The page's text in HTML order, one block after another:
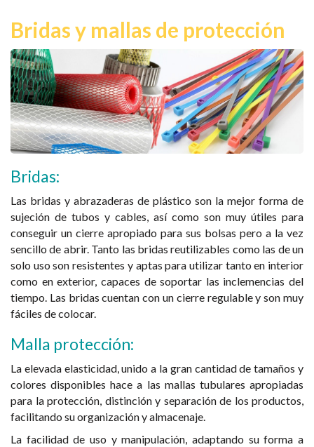
Bridas y mallas de protección
Bridas:
Las bridas y abrazaderas de plástico son la mejor forma de
sujeción de tubos y cables, así como son muy útiles para
conseguir un cierre apropiado para sus bolsas pero a la vez
sencillo de abrir. Tanto las bridas reutilizables como las de un
solo uso son resistentes y aptas para utilizar tanto en interior
como en exterior, capaces de soportar las inclemencias del
tiempo. Las bridas cuentan con un cierre regulable y son muy
fáciles de colocar.
Malla protección:
La elevada elasticidad, unido a la gran cantidad de tamaños y
colores disponibles hace a las mallas tubulares apropiadas
para la protección, distinción y separación de los productos,
facilitando su organización y almacenaje.
La facilidad de uso y manipulación, adaptando su forma a